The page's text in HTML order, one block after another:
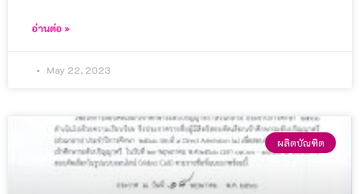
อ่านต่อ »
May 22, 2023
ผลิตบัณฑิต